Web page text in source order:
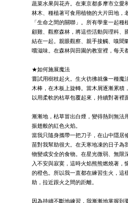
蔬菜水果與花卉。在東京都多摩市立愛
林木、種植著可食用植物的大片田地，
「生命之間的關聯」。所有學童一起種
顧雞、觀察森林，將這些活動與理科、
結在一起。親眼觀察、親手接觸、嗅聞
嚐滋味。在森林與田園的教室裡，每天
★如何施展魔法
嘗試用樹枝起火。生火彷彿就像一種魔
木棒，在木板上旋轉。當木屑逐漸累積
以用柔軟的枯草包覆起來，持續對著裡
漸漸地，枯草冒出白煙，變得熱到無法
振翅般的紅色火焰。
當我只隨身攜帶一把刀子，在山中隱居
苗對我幫助很大。在天寒地凍的日子為
物變成安全的食物。在星光微弱、無限
入不安與寂寞，這時火焰熊熊燃燒著，
的橙色。所以我一直都在練習生火，這
助，拉近跟火之間的距離。
因為持續不斷地練習，我漸漸地掌握到